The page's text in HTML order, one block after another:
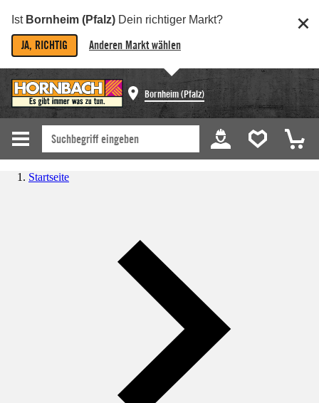
Ist Bornheim (Pfalz) Dein richtiger Markt?
JA, RICHTIG Anderen Markt wählen
Bornheim (Pfalz)
Startseite